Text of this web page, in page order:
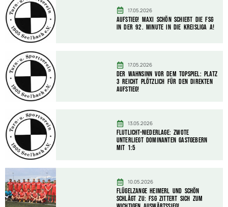
17.05.2026
AUFSTIEG! Maxi Schön schießt die FSG
in der 92. Minute in die Kreisliga A!
17.05.2026
Der Wahnsinn vor dem Topspiel: Platz
3 reicht plötzlich für den direkten
Aufstieg!
13.05.2026
Flutlicht-Niederlage: Zwote
unterliegt dominanten Gastgebern
mit 1:5
10.05.2026
Flügelzange Heimerl und Schön
schlägt zu: FSG zittert sich zum